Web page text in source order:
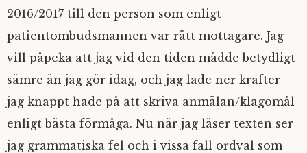
2016/2017 till den person som enligt
patientombudsmannen var rätt mottagare. Jag
vill påpeka att jag vid den tiden mådde betydligt
sämre än jag gör idag, och jag lade ner krafter
jag knappt hade på att skriva anmälan/klagomål
enligt bästa förmåga. Nu när jag läser texten ser
jag grammatiska fel och i vissa fall ordval som